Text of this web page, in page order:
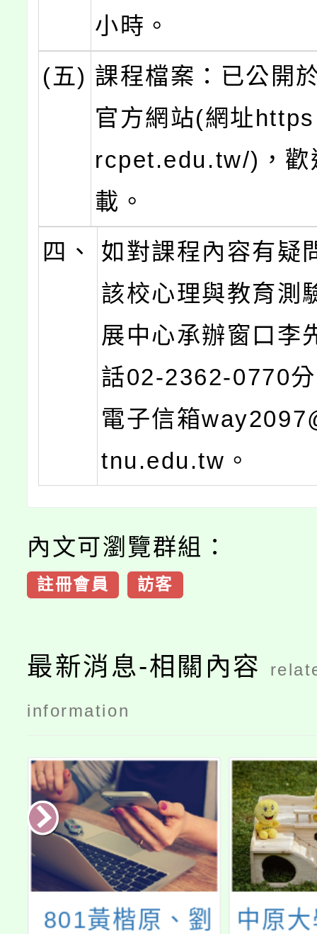
小時。
(五) 課程檔案：已公開
官方網站(網址
rcpet.edu.tw/)，歡
載。
四、
如對課程內容有疑
該校心理與教育測
展中心承辦窗口李
話02-2362-0770
電子信箱
tnu.edu.tw。
內文可瀏覽群組：
註冊會員 訪客
最新消息-相關內容
information
中原大學「跟著 114年